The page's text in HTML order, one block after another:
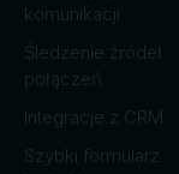
komunikacji
Śledzenie źródeł
połączeń
Integracje z CRM
Szybki formularz